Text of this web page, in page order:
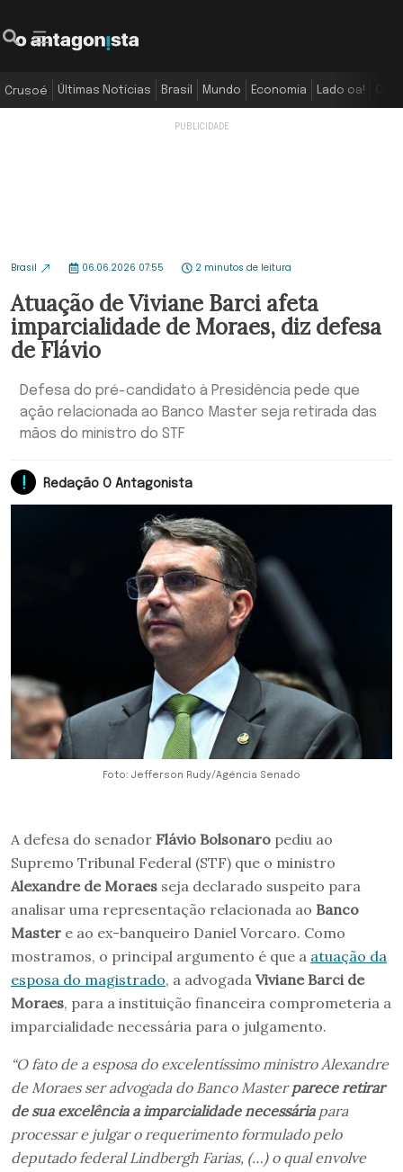
Crusoé Últimas Notícias Brasil Mundo Economia Lado oa!
Brasil 06.06.2026 07:55 2 minutos de leitura
Atuação de Viviane Barci afeta
imparcialidade de Moraes, diz defesa
de Flávio
Defesa do pré-candidato à Presidência pede que
ação relacionada ao Banco Master seja retirada das
mãos do ministro do STF
Redação O Antagonista
Foto: Jefferson Rudy/Agência Senado
A defesa do senador Flávio Bolsonaro pediu ao
Supremo Tribunal Federal (STF) que o ministro
Alexandre de Moraes seja declarado suspeito para
analisar uma representação relacionada ao Banco
Master e ao ex-banqueiro Daniel Vorcaro. Como
mostramos, o principal argumento é que a atuação da
esposa do magistrado, a advogada Viviane Barci de
Moraes, para a instituição financeira comprometeria a
imparcialidade necessária para o julgamento.
“O fato de a esposa do excelentíssimo ministro Alexandre
de Moraes ser advogada do Banco Masterparece retirar
de sua excelência a imparcialidade necessáriapara
processar e julgar o requerimento formulado pelo
deputado federal Lindbergh Farias, (…) o qual envolve